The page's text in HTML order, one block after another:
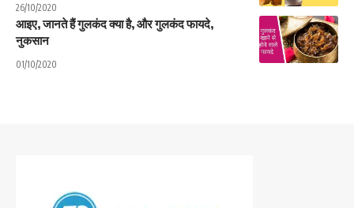
26/10/2020
आइए, जानते हैं गुलकंद क्या है, और गुलकंद फायदे,
नुकसान
01/10/2020